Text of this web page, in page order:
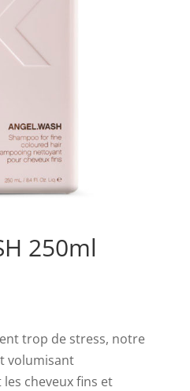
250ml
trop de stress, notre
volumisant
cheveux fins et